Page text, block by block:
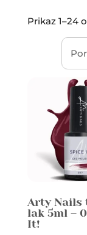
Prikaz 1–24
Arty Nails
lak 5ml –
It!